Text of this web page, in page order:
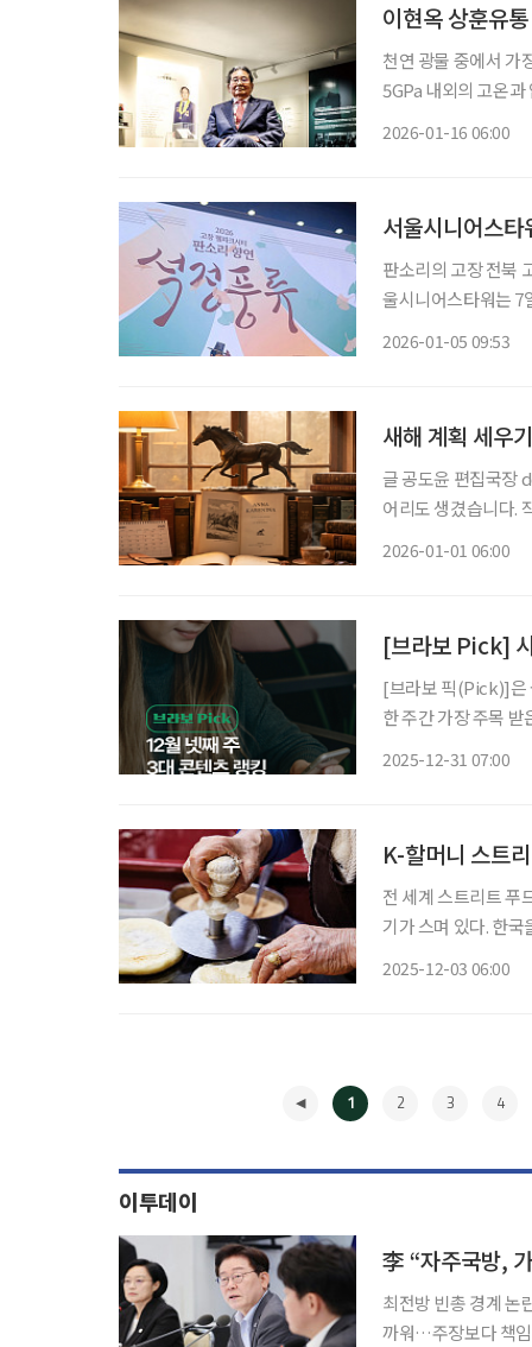
이현옥 상훈유
천연 광물 중에서
5GPa 내외의 고온
2026-01-16 06:00
서울시니어스타
판소리의 고장 전북
울시니어스타워는 7
2026-01-05 09:53
새해 계획 세우
글 공도윤 편집국장
어리도 생겼습니다. 작심삼일이면 어떻
2026-01-01 06:00
[브라보 Pick]
[브라보 픽(Pick)]은
한 주간 가장 주목
2025-12-31 07:00
K-할머니 스트
전 세계 스트리트 푸
기가 스며 있다. 한
2025-12-03 06:00
1 2 3 4
이투데이
李 “자주국방,
최전방 빈총 경계 논
까워…주장보다 책임